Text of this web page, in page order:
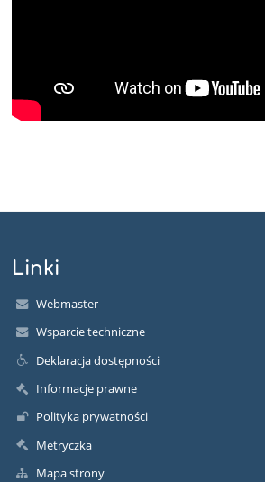
Linki
Webmaster
Wsparcie techniczne
Deklaracja dostępności
Informacje prawne
Polityka prywatności
Metryczka
Mapa strony